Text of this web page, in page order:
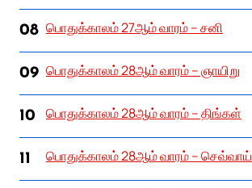
08 பொதுக்காலம் 27ஆம் வாரம் – சனி
09 பொதுக்காலம் 28ஆம் வாரம் – ஞாயிறு
10 பொதுக்காலம் 28ஆம் வாரம் – திங்கள்
11 பொதுக்காலம் 28ஆம் வாரம் – செவ்வாய்